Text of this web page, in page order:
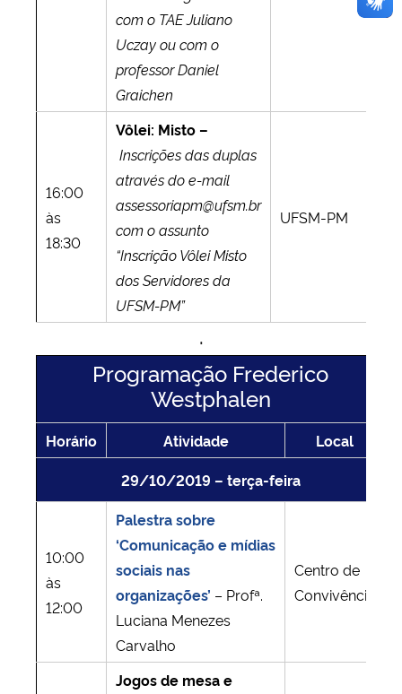
com o TAE Juliano
Uczay ou com o
professor Daniel
Graichen
16:00
às
18:30
Vôlei: Misto –
Inscrições das duplas
através do e-mail
assessoriapm@ufsm.br
com o assunto
“Inscrição Vôlei Misto
dos Servidores da
UFSM-PM”
UFSM-PM
.
Programação Frederico
Westphalen
Horário Atividade
Local
29/10/2019 – terça-feira
10:00
às
12:00
Palestra sobre
‘Comunicação e mídias
sociais nas
organizações’ – Profª.
Luciana Menezes
Carvalho
Centro de
Convivência
Jogos de mesa e